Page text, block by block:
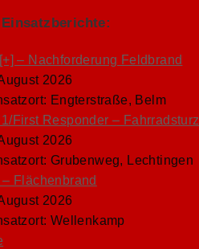
– Nachforderung Feldbrand
2026
Engterstraße, Belm
First Responder – Fahrradsturz
2026
Grubenweg, Lechtingen
– Flächenbrand
2026
Wellenkamp